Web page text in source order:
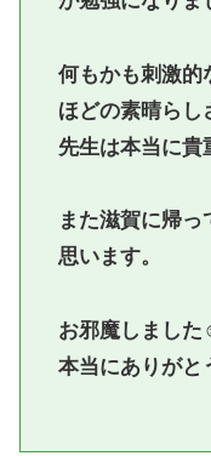
何もかも刺激的
ほどの素晴らし
先生は本当に貴
また滋賀に帰っ
思います。
お邪魔しまし
本当にありがと